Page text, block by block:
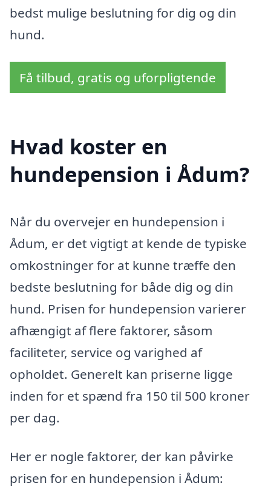
bedst mulige beslutning for dig og din
hund.
Få tilbud, gratis og uforpligtende
Hvad koster en
hundepension i Ådum?
Når du overvejer en hundepension i
Ådum, er det vigtigt at kende de typiske
omkostninger for at kunne træffe den
bedste beslutning for både dig og din
hund. Prisen for hundepension varierer
afhængigt af flere faktorer, såsom
faciliteter, service og varighed af
opholdet. Generelt kan priserne ligge
inden for et spænd fra 150 til 500 kroner
per dag.
Her er nogle faktorer, der kan påvirke
prisen for en hundepension i Ådum: